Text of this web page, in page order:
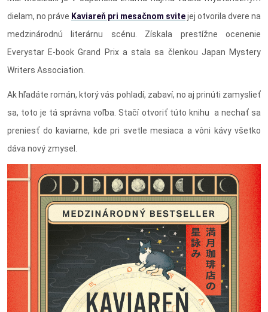
dielam, no práve Kaviareň pri mesačnom svitejej otvorila dvere na
medzinárodnú literárnu scénu. Získala prestížne ocenenie
Everystar E-book Grand Prix a stala sa členkou Japan Mystery
Writers Association.
Ak hľadáte román, ktorý vás pohladí, zabaví, no aj prinúti zamyslieť
sa, toto je tá správna voľba. Stačí otvoriť túto knihu a nechať sa
preniesť do kaviarne, kde pri svetle mesiaca a vôni kávy všetko
dáva nový zmysel.